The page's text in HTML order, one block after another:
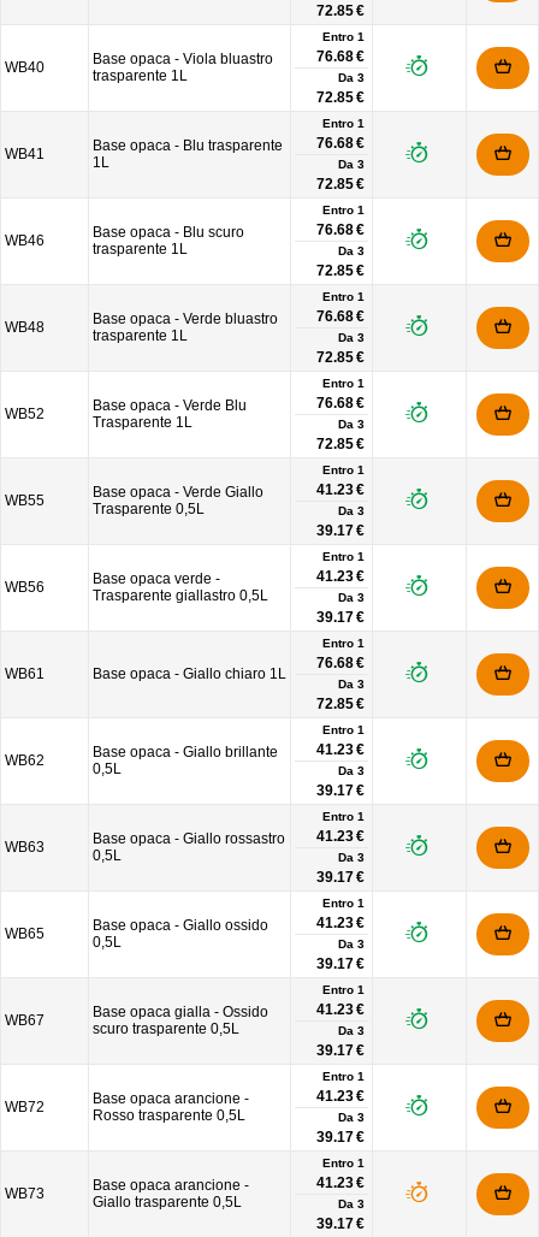
72.85 €
WB40
Base opaca - Viola bluastro
trasparente 1L
Entro 1
76.68 €
Da 3
72.85 €
WB41
Base opaca - Blu trasparente
1L
Entro 1
76.68 €
Da 3
72.85 €
WB46
Base opaca - Blu scuro
trasparente 1L
Entro 1
76.68 €
Da 3
72.85 €
WB48
Base opaca - Verde bluastro
trasparente 1L
Entro 1
76.68 €
Da 3
72.85 €
WB52
Base opaca - Verde Blu
Trasparente 1L
Entro 1
76.68 €
Da 3
72.85 €
WB55
Base opaca - Verde Giallo
Trasparente 0,5L
Entro 1
41.23 €
Da 3
39.17 €
WB56
Base opaca verde -
Trasparente giallastro 0,5L
Entro 1
41.23 €
Da 3
39.17 €
WB61 Base opaca - Giallo chiaro 1L
Entro 1
76.68 €
Da 3
72.85 €
WB62
Base opaca - Giallo brillante
0,5L
Entro 1
41.23 €
Da 3
39.17 €
WB63
Base opaca - Giallo rossastro
0,5L
Entro 1
41.23 €
Da 3
39.17 €
WB65
Base opaca - Giallo ossido
0,5L
Entro 1
41.23 €
Da 3
39.17 €
WB67
Base opaca gialla - Ossido
scuro trasparente 0,5L
Entro 1
41.23 €
Da 3
39.17 €
WB72
Base opaca arancione -
Rosso trasparente 0,5L
Entro 1
41.23 €
Da 3
39.17 €
WB73
Base opaca arancione -
Giallo trasparente 0,5L
Entro 1
41.23 €
Da 3
39.17 €